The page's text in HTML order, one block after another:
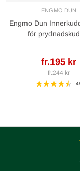
ENGMO DUN
Engmo Dun
för
fr.195 kr
fr.244 kr